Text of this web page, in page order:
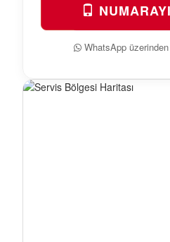
WhatsApp